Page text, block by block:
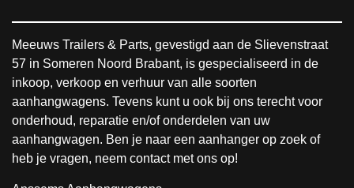
Meeuws Trailers & Parts, gevestigd aan de Slievenstraat
57 in Someren Noord Brabant, is gespecialiseerd in de
inkoop, verkoop en verhuur van alle soorten
aanhangwagens. Tevens kunt u ook bij ons terecht voor
onderhoud, reparatie en/of onderdelen van uw
aanhangwagen. Ben je naar een aanhanger op zoek of
heb je vragen, neem contact met ons op!